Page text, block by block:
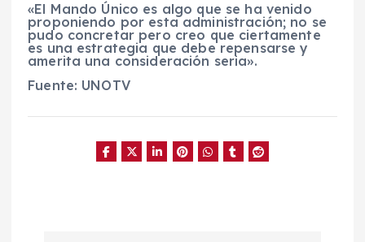
«El Mando Único es algo que se ha venido
proponiendo por esta administración; no se
pudo concretar pero creo que ciertamente
es una estrategia que debe repensarse y
amerita una consideración seria».
Fuente: UNOTV